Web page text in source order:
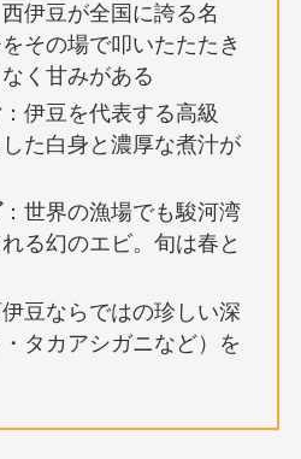
西伊豆が全国に誇る名
その場で叩いたたたき
く甘みがある
：伊豆を代表する高級
た白身と濃厚な煮汁が
：世界の漁場でも駿河湾
る幻のエビ。旬は春と
伊豆ならではの珍しい深
タカアシガニなど）を